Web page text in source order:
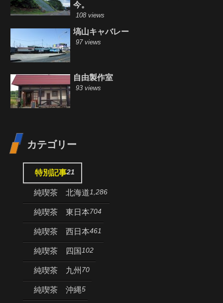
今。
108 views
塙山キャバレー
97 views
自由製作室
93 views
カテゴリー
特別記事21
純喫茶 北海道1,286
純喫茶 東日本704
純喫茶 西日本461
純喫茶 四国 102
純喫茶 九州 70
純喫茶 沖縄5